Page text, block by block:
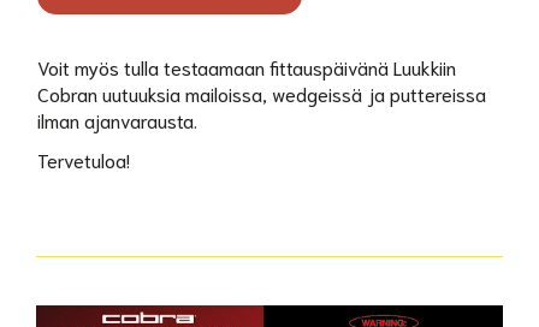
Voit myös tulla testaamaan fittauspäivänä Luukkiin
Cobran uutuuksia mailoissa, wedgeissä ja puttereissa
ilman ajanvarausta.
Tervetuloa!